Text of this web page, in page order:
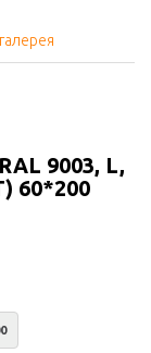
9003, L,
60*200